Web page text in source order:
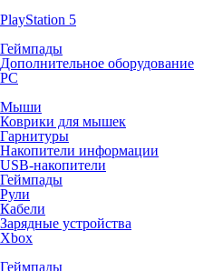
PlayStation 5
Геймпады
Дополнительное оборудование
PC
Мыши
Коврики для мышек
Гарнитуры
Накопители информации
USB-накопители
Геймпады
Рули
Кабели
Зарядные устройства
Xbox
Геймпады